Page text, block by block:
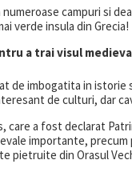
campuri si
verde insula din Grecia!
a trai visul
de imbogatita in
de culturi, dar
care a fost declarat
importante, precum
pietruite din Orasul